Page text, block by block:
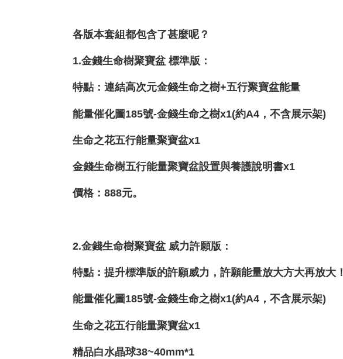
各版本套組都包含了甚麼呢？
1.金錢生命樹聚寶盆 標準版：
特點：連結高次元金錢生命之樹+五行聚寶盆能量
能量催化圖185號-金錢生命之樹x1(約A4，不含展示架)
生命之花五行能量聚寶盆x1
金錢生命樹五行能量聚寶盆設置與養護說明書x1
價格：888元。
2.金錢生命樹聚寶盆 威力許願版：
特點：提升標準版的許願威力，許願能量放大方大再放大！
能量催化圖185號-金錢生命之樹x1(約A4，不含展示架)
生命之花五行能量聚寶盆x1
精品白水晶球38~40mm*1